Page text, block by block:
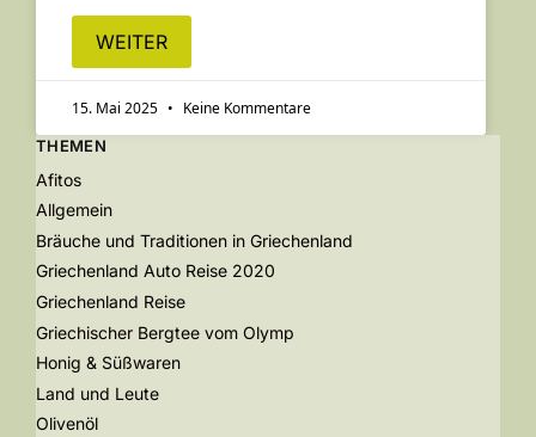
WEITER
15. Mai 2025 Keine Kommentare
THEMEN
Afitos
Allgemein
Bräuche und Traditionen in Griechenland
Griechenland Auto Reise 2020
Griechenland Reise
Griechischer Bergtee vom Olymp
Honig & Süßwaren
Land und Leute
Olivenöl